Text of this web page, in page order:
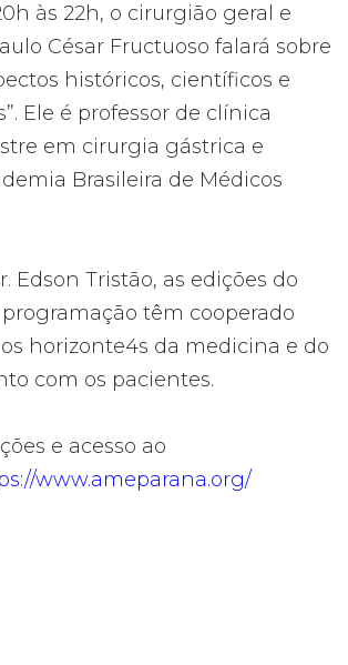
às 22h, o cirurgião geral e
César Fructuoso falará sobre
históricos, científicos e
Ele é professor de clínica
em cirurgia gástrica e
Brasileira de Médicos
Edson Tristão, as edições do
têm cooperado
horizonte4s da medicina e do
com os pacientes.
e acesso ao
www.ameparana.org/